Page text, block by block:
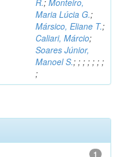
R.; Monteiro,
Maria Lúcia G.;
Mársico, Eliane T.;
Caliari, Márcio;
Soares Júnior,
Manoel S.; ; ; ; ; ; ;
;
1